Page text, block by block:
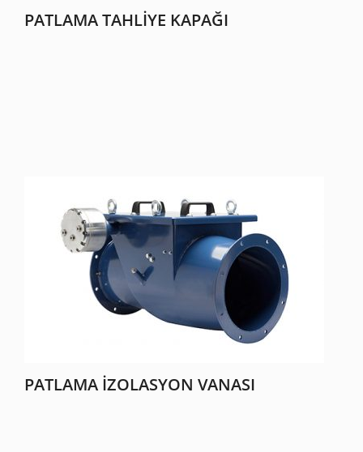
PATLAMA TAHLIYE KAPAĞI
PATLAMA İZOLASYON VANASI